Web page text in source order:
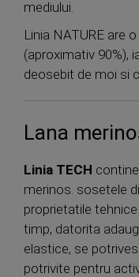
mediului.
Linia NATURE are
(aproximativ 90%),
deosebit de moi si
Lana
Linia TECH
merinos. sosetele
proprietatile
timp, datorita
elastice, se
potrivite pentru